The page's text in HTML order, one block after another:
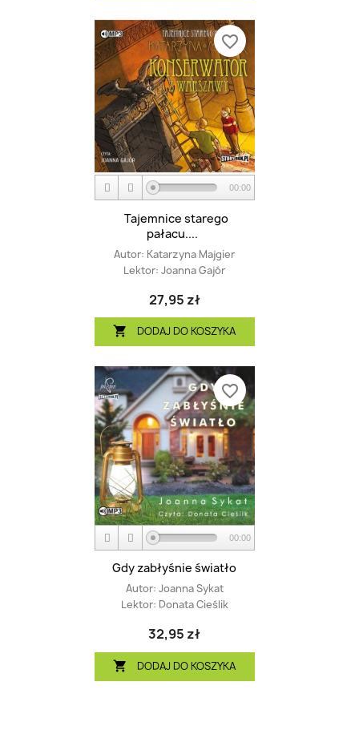
00:00
Tajemnice starego
pałacu....
Autor: Katarzyna Majgier
Lektor: Joanna Gajór
27,95 zł
 DODAJ DO KOSZYKA
favorite_border
00:00
Gdy zabłyśnie światło
Autor: Joanna Sykat
Lektor: Donata Cieślik
32,95 zł
 DODAJ DO KOSZYKA
favorite_border